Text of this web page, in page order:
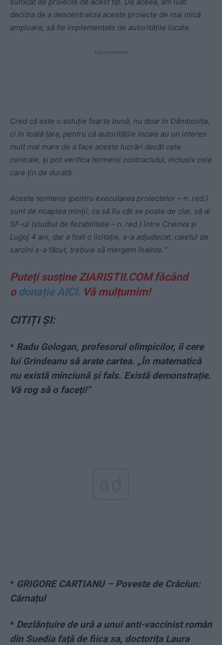
decizia de a descentraliza aceste proiecte de mai mică
amploare, să fie implementate de autorităţile locale.
- Advertisement -
Cred că este o soluţie foarte bună, nu doar în Dâmboviţa,
ci în toată ţara, pentru că autorităţile locale au un interes
mult mai mare de a face aceste lucrări decât cele
centrale, şi pot verifica termenii contractului, inclusiv cele
care ţin de durată.
Aceste termene (pentru executarea proiectelor – n. red.)
sunt de noaptea minţii, ca să fiu cât se poate de clar, să ai
SF-ul (studiul de fezabilitate – n. red.) între Craiova şi
Lugoj 4 ani, dar a fost o licitaţie, s-a adjudecat, caietul de
sarcini s-a făcut, trebuie să mergem înainte.“
Puteți susține ZIARISTII.COM făcând
o donație AICI. Vă mulțumim!
CITIȚI ȘI:
* Radu Gologan, profesorul olimpicilor, îi cere
lui Grindeanu să arate cartea. „În matematică
nu există minciună și fals. Există demonstrație.
Vă rog să o faceți!“
* GRIGORE CARTIANU – Poveste de Crăciun:
Cârnațul
* Dezlănțuire de ură a unui anti-vaccinist român
din Suedia față de fiica sa, doctorița Laura